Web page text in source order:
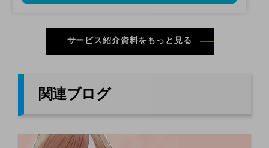
サービス紹介資料をもっと見る
関連ブログ